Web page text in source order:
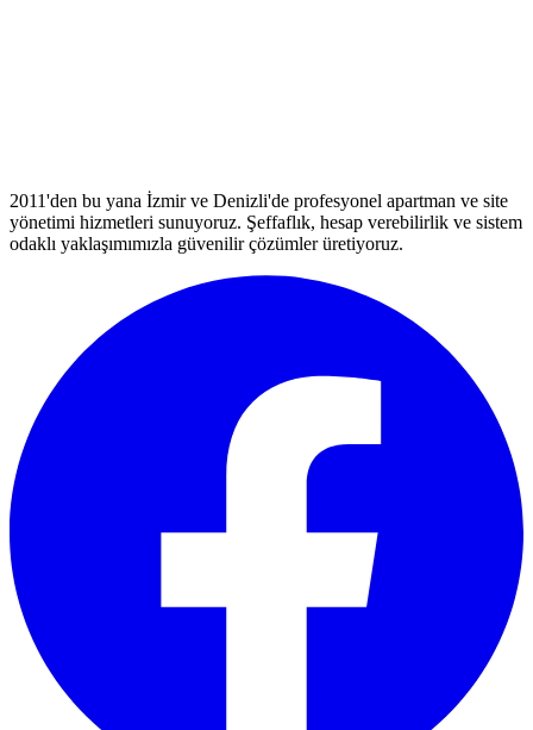
2011'den bu yana İzmir ve Denizli'de profesyonel apartman ve site
yönetimi hizmetleri sunuyoruz. Şeffaflık, hesap verebilirlik ve sistem
odaklı yaklaşımımızla güvenilir çözümler üretiyoruz.